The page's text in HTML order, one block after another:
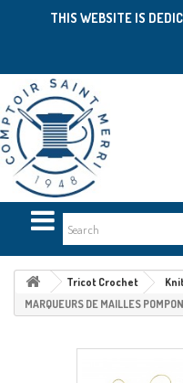
THIS WEBSITE IS
Tricot Crochet
MARQUEURS DE MAILLES